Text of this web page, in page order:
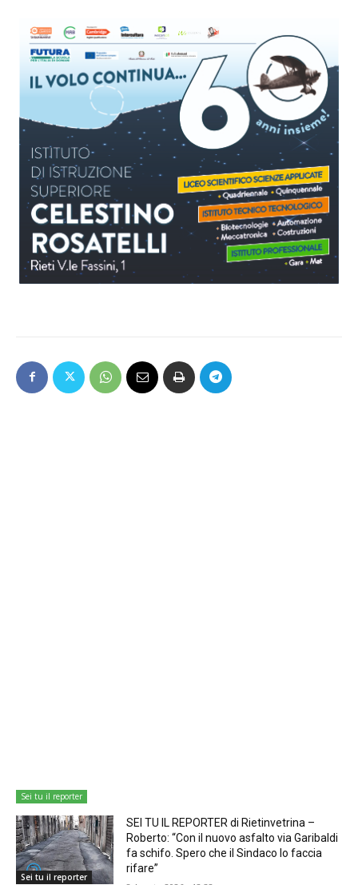
Sei tu il reporter
Sei tu il reporter
SEI TU IL REPORTER di Rietinvetrina –
Roberto: “Con il nuovo asfalto via Garibaldi
fa schifo. Spero che il Sindaco lo faccia
rifare”